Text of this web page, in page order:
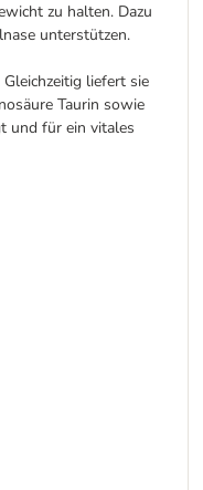
zu halten. Dazu
unterstützen.
liefert sie
Taurin sowie
und für ein vitales